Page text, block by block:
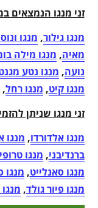
זני מנגו הנמצאים
מנגו גילור, מנגו
מאיה, מנגו מילה
נועה, מנגו נטע
מנגו קיט, מנגו רחל,
זני מנגו שניתן
מנגו אלדורדו, מנגו
ברנדיבני, מנגו
מנגו סאנלייט, מנגו
מנגו פיור גולד,